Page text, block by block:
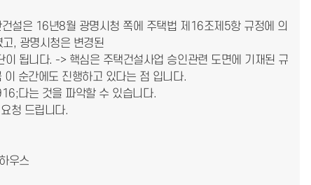
설은 16년8월 광명시청 쪽에 주택법 제16조제5항 규정에 의
, 광명시청은 변경된
됩니다. -> 핵심은 주택건설사업 승인관련 도면에 기재된 규
순간에도 진행하고 있다는 점 입니다.
다는 것을 파악할 수 있습니다.
청 드립니다.
우스